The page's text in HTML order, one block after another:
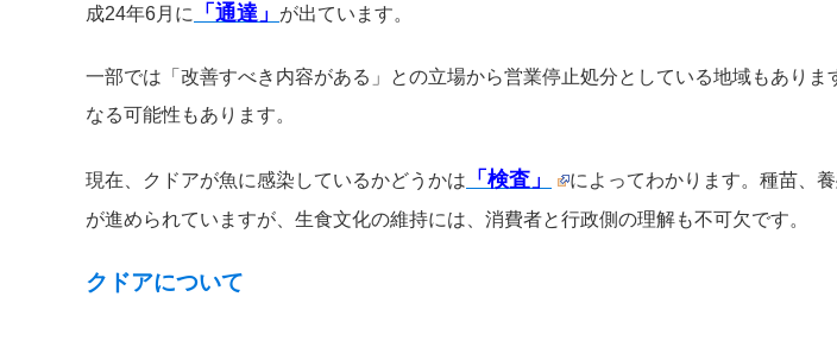
成24年6月に 「通達」 が出ています。
一部では「改善すべき内容がある」との立場から営業停止処分としている地域もあり
なる可能性もあります。
現在、クドアが魚に感染しているかどうかは 「検査」
によってわかります。種苗、
が進められていますが、生食文化の維持には、消費者と行政側の理解も不可欠です。
クドアについて